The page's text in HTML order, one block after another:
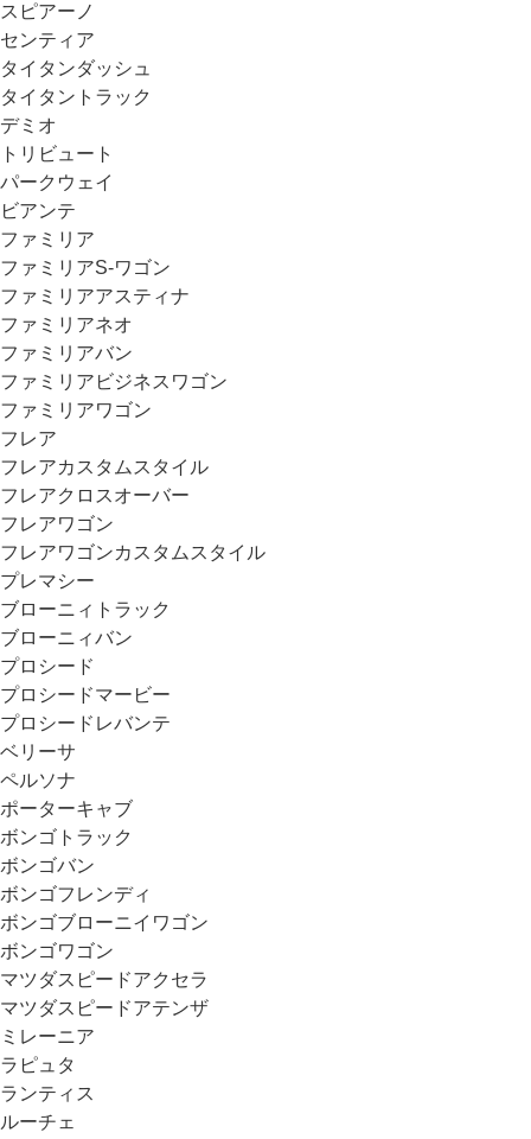
スピアーノ
センティア
タイタンダッシュ
タイタントラック
デミオ
トリビュート
パークウェイ
ビアンテ
ファミリア
ファミリアS-ワゴン
ファミリアアスティナ
ファミリアネオ
ファミリアバン
ファミリアビジネスワゴン
ファミリアワゴン
フレア
フレアカスタムスタイル
フレアクロスオーバー
フレアワゴン
フレアワゴンカスタムスタイル
プレマシー
ブローニィトラック
ブローニィバン
プロシード
プロシードマービー
プロシードレバンテ
ベリーサ
ペルソナ
ポーターキャブ
ボンゴトラック
ボンゴバン
ボンゴフレンディ
ボンゴブローニイワゴン
ボンゴワゴン
マツダスピードアクセラ
マツダスピードアテンザ
ミレーニア
ラピュタ
ランティス
ルーチェ